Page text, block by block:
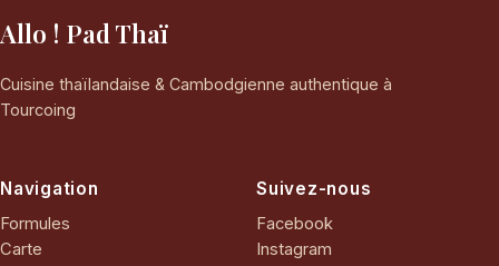
Allo ! Pad Thaï
Cuisine thaïlandaise & Cambodgienne authentique à
Tourcoing
Navigation
Formules
Carte
Suivez-nous
Facebook
Instagram